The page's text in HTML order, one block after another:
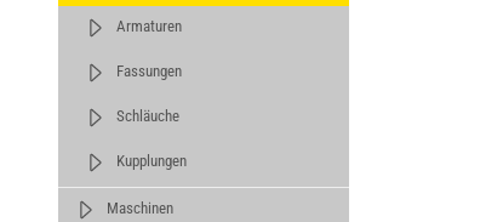
Armaturen
Fassungen
Schläuche
Kupplungen
Maschinen